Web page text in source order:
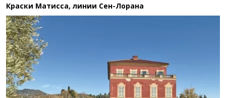
Краски Матисса, линии Сен-Лорана